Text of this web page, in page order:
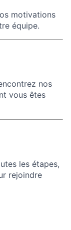
motivations
équipe.
nos
vous êtes
les étapes,
rejoindre